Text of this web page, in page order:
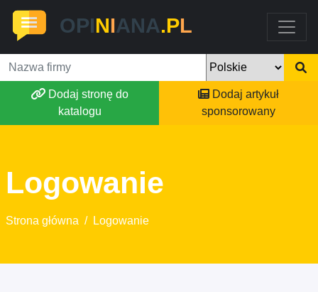
OPINIANA.PL
Dodaj stronę do
katalogu
Dodaj artykuł
sponsorowany
Logowanie
Strona główna / Logowanie